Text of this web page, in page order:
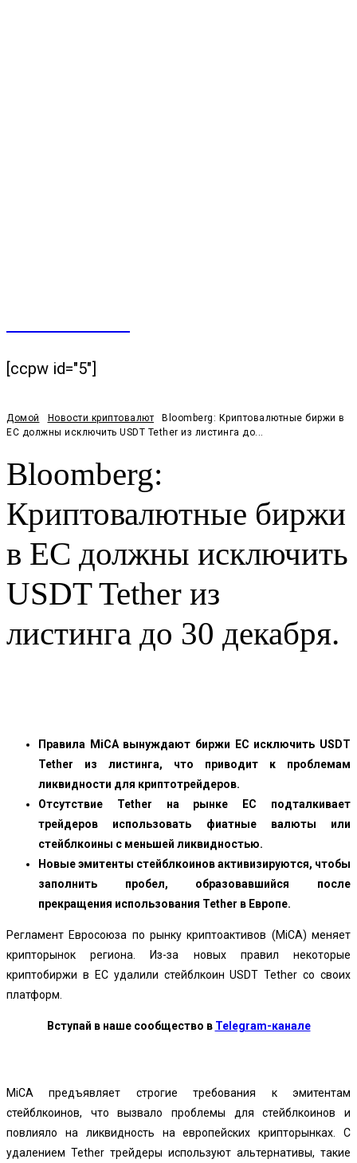
[ccpw id="5"]
Домой Новости криптовалют
Bloomberg: Криптовалютные биржи в
ЕС должны исключить USDT Tether из листинга до...
Bloomberg:
Криптовалютные биржи
в ЕС должны исключить
USDT Tether из
листинга до 30 декабря.
Правила MiCA вынуждают биржи ЕС исключить USDT
Tether из листинга, что приводит к проблемам
ликвидности для криптотрейдеров.
Отсутствие Tether на рынке ЕС подталкивает
трейдеров использовать фиатные валюты или
стейблкоины с меньшей ликвидностью.
Новые эмитенты стейблкоинов активизируются, чтобы
заполнить пробел, образовавшийся после
прекращения использования Tether в Европе.
Регламент Евросоюза по рынку криптоактивов (MiCA) меняет
крипторынок региона. Из-за новых правил некоторые
криптобиржи в ЕС удалили стейблкоин USDT Tether со своих
платформ.
Вступай в наше сообщество в Telegram-канале
MiCA предъявляет строгие требования к эмитентам
стейблкоинов, что вызвало проблемы для стейблкоинов и
повлияло на ликвидность на европейских крипторынках. С
удалением Tether трейдеры используют альтернативы, такие